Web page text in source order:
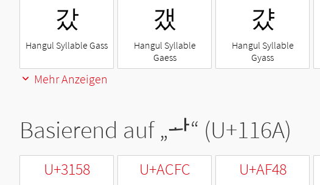
갔
Hangul Syllable Gass
갰
Hangul Syllable
Gaess
걌
Hangul Syllable
Gyass
Mehr Anzeigen
Basierend auf „ᅪ“ (U+116A)
U+3158 U+ACFC U+AF48